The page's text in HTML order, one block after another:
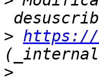
> https://
>